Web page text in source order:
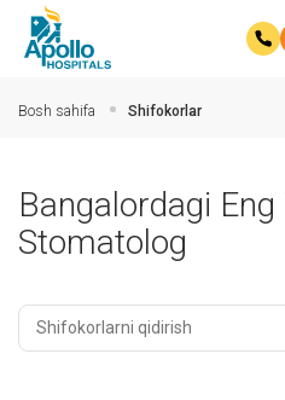
Bosh sahifa Shifokorlar
Bangalordagi Eng
Stomatolog